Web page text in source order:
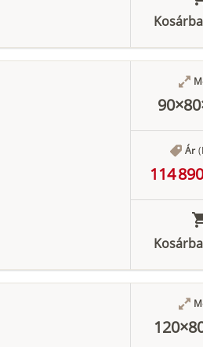
Ár
114